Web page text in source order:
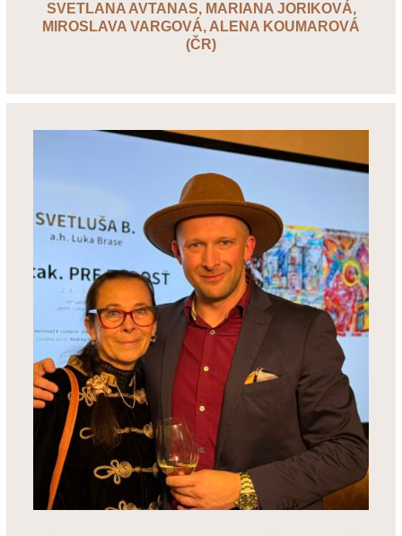
SVETLANA AVTANAS, MARIANA JORIKOVÁ,
MIROSLAVA VARGOVÁ, ALENA KOUMAROVÁ
(ČR)